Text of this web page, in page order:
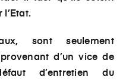
sont seulement
d’un vice de
d’entretien du